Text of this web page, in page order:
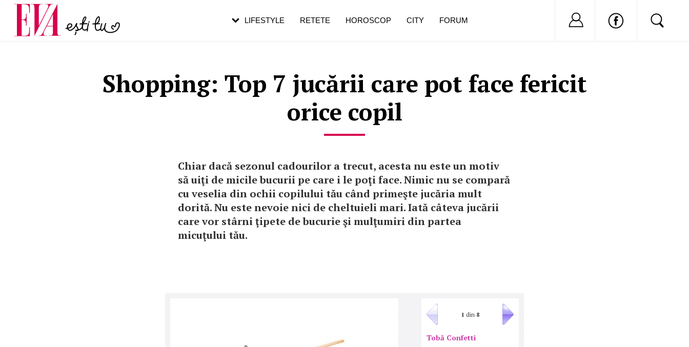
Shopping: Top 7 jucării care pot face fericit
orice copil
Chiar dacă sezonul cadourilor a trecut, acesta nu este un motiv
să uiţi de micile bucurii pe care i le poţi face. Nimic nu se compară
cu veselia din ochii copilului tău când primeşte jucăria mult
dorită. Nu este nevoie nici de cheltuieli mari. Iată câteva jucării
care vor stârni ţipete de bucurie şi mulţumiri din partea
micuţului tău.
1 din 8
Tobă Confetti
LIFESTYLE RETETE HOROSCOP CITY FORUM Nu ai cont?
Carieră
Actualitate
pe măsură ce înaintezi în vârstă